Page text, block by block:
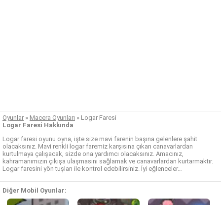
Oyunlar » Macera Oyunları » Logar Faresi
Logar Faresi Hakkında
Logar faresi oyunu oyna, işte size mavi farenin başına gelenlere şahit
olacaksınız. Mavi renkli logar faremiz karşısına çıkan canavarlardan
kurtulmaya çalışacak, sizde ona yardımcı olacaksınız. Amacınız,
kahramanımızın çıkışa ulaşmasını sağlamak ve canavarlardan kurtarmaktır.
Logar faresini yön tuşları ile kontrol edebilirsiniz. İyi eğlenceler…
Diğer Mobil Oyunlar: